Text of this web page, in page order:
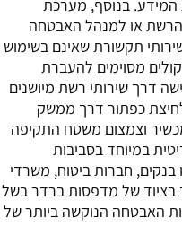
בנוסף, מערכת
או למנהל האבטחה
תקשורת שאינם בשימוש
מסוימים להעברת
דרך שירותי רשת מיושנים
כפתור דרך ממשק
וצמצום משטח התקיפה
במיוחד בסביבות
בנקים, חברות ביטוח, משרדי
בציוד של מדפסות ברדר בשל
האבטחה הנוקשה ביותר של